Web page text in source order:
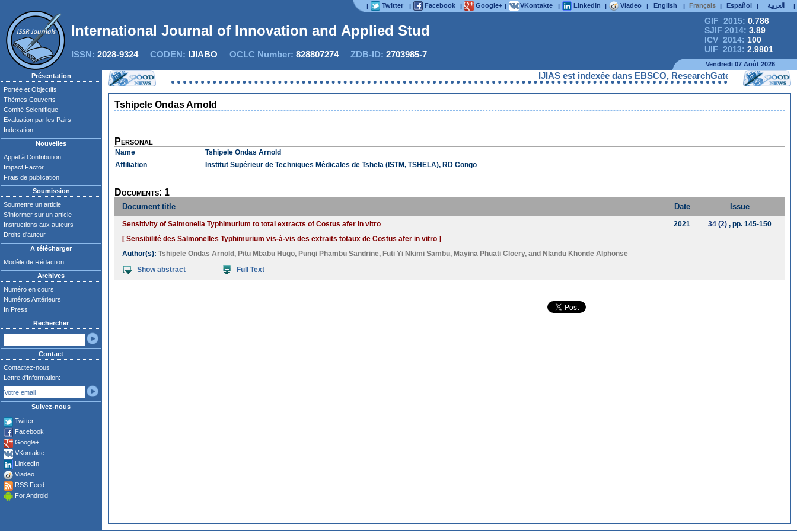
| Twitter | Facebook | Google+ | VKontakte | LinkedIn | Viadeo | English | Français | Español | العربية |
GIF 2015: 0.786
SJIF 2014: 3.89
ICV 2014: 100
UIF 2013: 2.9801
International Journal of Innovation and Applied Studi
ISSN: 2028-9324CODEN: IJIABO OCLC Number: 828807274ZDB-ID: 2703985-7
Vendredi 07 Août 2026
Présentation
Portée et Objectifs
Thèmes Couverts
Comité Scientifique
Evaluation par les Pairs
Indexation
Nouvelles
Appel à Contribution
Impact Factor
Frais de publication
Soumission
Soumettre un article
S'informer sur un article
Instructions aux auteurs
Droits d'auteur
A télécharger
Modèle de Rédaction
Archives
Numéro en cours
Numéros Antérieurs
In Press
Rechercher
Contact
Contactez-nous
Lettre d'Information:
Suivez-nous
Twitter
Facebook
Google+
VKontakte
LinkedIn
Viadeo
RSS Feed
For Android
IJIAS est indexée dans EBSCO, ResearchGate, ProQuest,
Tshipele Ondas Arnold
Personal
Name
Tshipele Ondas Arnold
Affiliation
Institut Supérieur de Techniques Médicales de Tshela (ISTM, TSHELA), RD Congo
Documents: 1
Document title Date Issue
Sensitivity of Salmonella Typhimurium to total extracts of Costus afer in vitro
[ Sensibilité des Salmonelles Typhimurium vis-à-vis des extraits totaux de Costus afer in vitro ]
Author(s): Tshipele Ondas Arnold , Pitu Mbabu Hugo, Pungi Phambu Sandrine, Futi Yi Nkimi Sambu, Mayina Phuati Cloery, and Nlandu Khonde Alphonse
Show abstract
Full Text
2021 34 (2), pp. 145-150